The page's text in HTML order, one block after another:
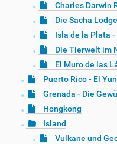
Charles Darwin
Die Sacha
Isla de la Plata -
Die Tierwelt im
El Muro de las
Puerto Rico - El
Grenada - Die
Hongkong
Island
Vulkane und